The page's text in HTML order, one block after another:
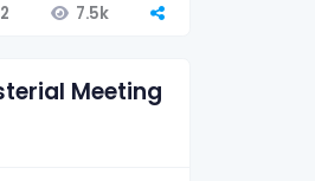
2 7.5k
Meeting